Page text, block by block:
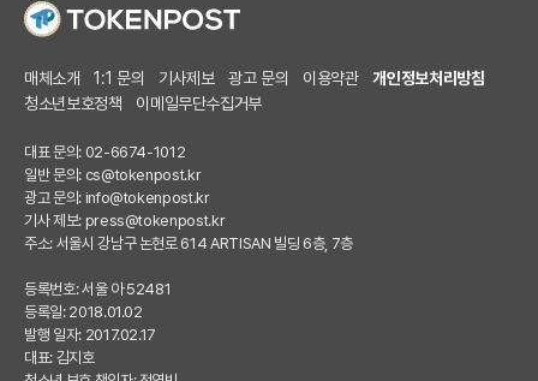
매체소개 1:1 문의 기사제보 광고 문의 이용약관
개인정보처리방침
청소년보호정책
이메일무단수집거부
대표 문의: 02-6674-1012
일반 문의: cs@tokenpost.kr
광고 문의: info@tokenpost.kr
기사 제보: press@tokenpost.kr
주소: 서울시 강남구 논현로 614 ARTISAN 빌딩 6층, 7층
등록번호: 서울 아 52481
등록일: 2018.01.02
발행 일자: 2017.02.17
대표: 김지호